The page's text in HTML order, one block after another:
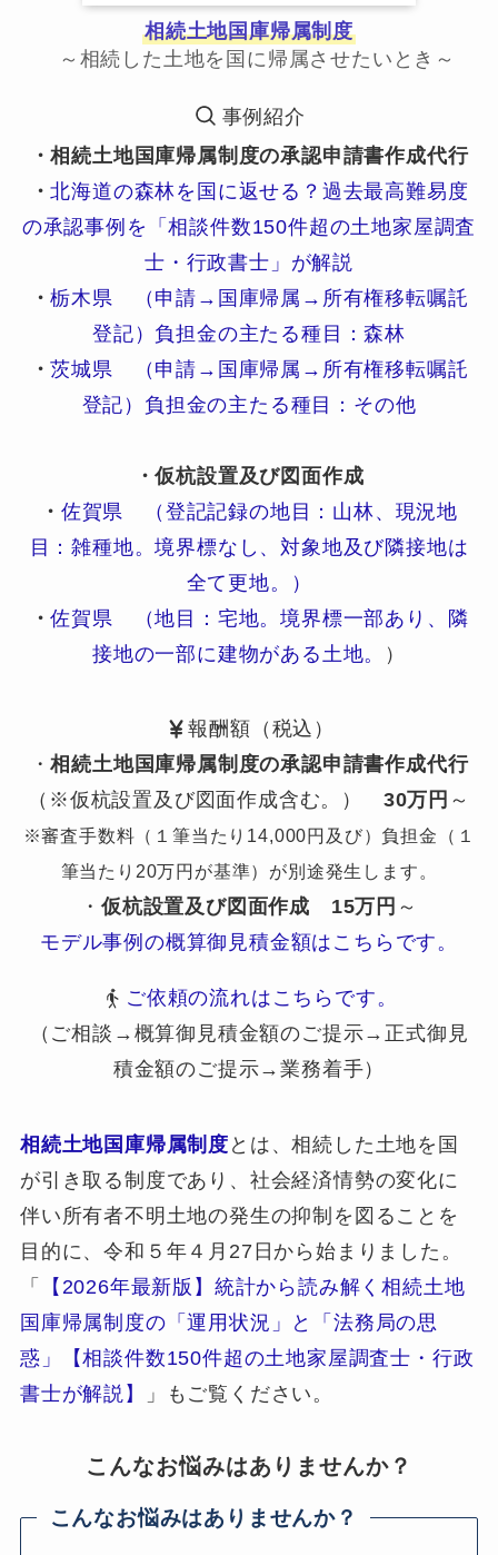
相続土地国庫帰属制度
～相続した土地を国に帰属させたいとき～
事例紹介
・相続土地国庫帰属制度の承認申請書作成代行
・北海道の森林を国に返せる？過去最高難易度
の承認事例を「相談件数150件超の土地家屋調査
士・行政書士」が解説
・栃木県 （申請→国庫帰属→所有権移転嘱託
登記）負担金の主たる種目：森林
・茨城県 （申請→国庫帰属→所有権移転嘱託
登記）負担金の主たる種目：その他
・仮杭設置及び図面作成
・ 佐賀県 （登記記録の地目：山林、現況地
目：雑種地。境界標なし、対象地及び隣接地は
全て更地。）
・佐賀県 （地目：宅地。境界標一部あり、隣
接地の一部に建物がある土地。
）
報酬額（税込）
・相続土地国庫帰属制度の承認申請書作成代行
（※仮杭設置及び図面作成含む。） 30万円 ～
※審査手数料（１筆当たり14,000円及び）負担金（１
筆当たり20万円が基準）が別途発生します。
・ 仮杭設置及び図面作成 15万円 ～
モデル事例の概算御見積金額はこちらです。
ご依頼の流れはこちらです。
（ご相談→概算御見積金額のご提示→正式御見
積金額のご提示→業務着手）
相続土地国庫帰属制度 とは、相続した土地を国
が引き取る制度であり、社会経済情勢の変化に
伴い所有者不明土地の発生の抑制を図ることを
目的に、令和５年４月27日から始まりました。
「
【2026年最新版】統計から読み解く相続土地
国庫帰属制度の「運用状況」と「法務局の思
惑」【相談件数150件超の土地家屋調査士・行政
書士が解説】
」もご覧ください。
こんなお悩みはありませんか？
こんなお悩みはありませんか？